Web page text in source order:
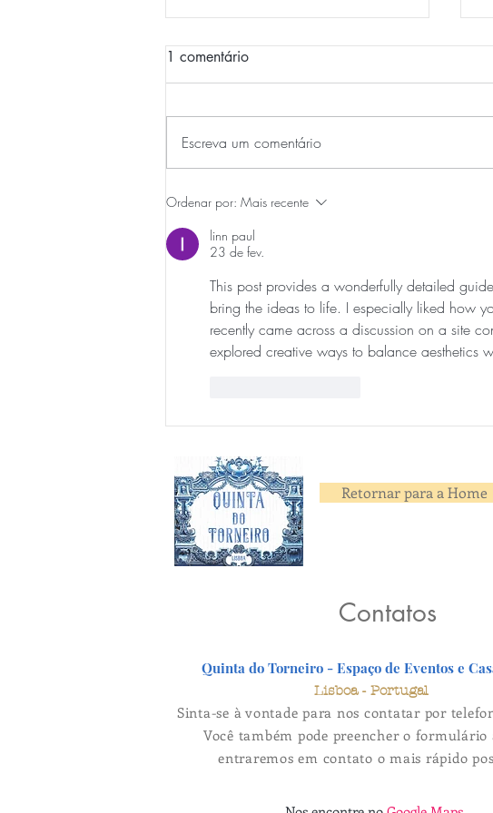
Guide du Mariage au Portugal
1 comentário
Escreva um comentário
Ordenar por: Mais recente
linn paul
23 de fev.
This post provides a wonderfully detailed
bring the ideas to life. I especially liked how
recently came across a discussion on a site
explored creative ways to balance aesthetics
Retornar para a Home
Contatos
Quinta do Torneiro - Espaço de Eventos e
Lisboa - Portugal
Sinta-se à vontade para nos contatar por
Você também pode preencher o formulário
entraremos em contato o mais rápido